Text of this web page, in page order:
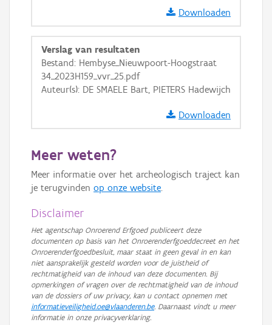
GRB-Basiskaart
GRB-Basiskaart in grijswaarden
Downloaden
Verslag van resultaten
Bestand: Hembyse_Nieuwpoort-Hoogstraat
34_2023H159_vvr_25.pdf
Auteur(s): DE SMAELE Bart, PIETERS Hadewijch
Downloaden
Meer weten?
Meer informatie over het archeologisch traject kan
je terugvinden op onze website.
Disclaimer
Het agentschap Onroerend Erfgoed publiceert deze
documenten op basis van het Onroerenderfgoeddecreet en het
Onroerenderfgoedbesluit, maar staat in geen geval in en kan
niet aansprakelijk gesteld worden voor de juistheid of
rechtmatigheid van de inhoud van deze documenten. Bij
opmerkingen of vragen over de rechtmatigheid van de inhoud
van de dossiers of uw privacy, kan u contact opnemen met
informatieveiligheid.oe@vlaanderen.be. Daarnaast vindt u meer
informatie in onze privacyverklaring.